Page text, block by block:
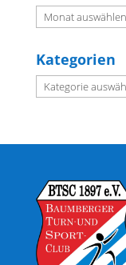
Archiv
Kategorien
Kategorien